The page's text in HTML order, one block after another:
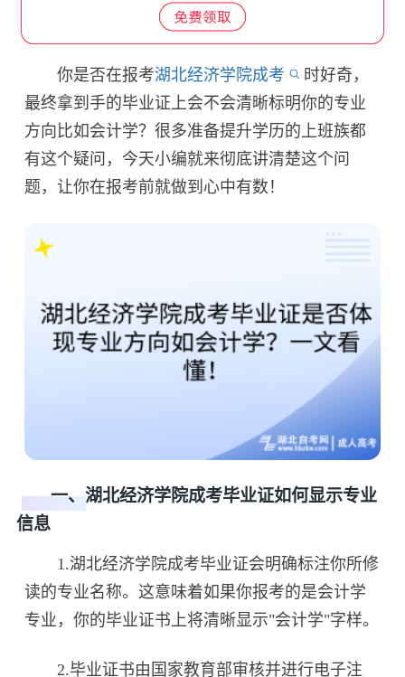
你是否在报考湖北经济学院成考
时好奇，
最终拿到手的毕业证上会不会清晰标明你的专业
方向比如会计学？很多准备提升学历的上班族都
有这个疑问，今天小编就来彻底讲清楚这个问
题，让你在报考前就做到心中有数！
一、湖北经济学院成考毕业证如何显示专业
信息
1.湖北经济学院成考毕业证会明确标注你所修
读的专业名称。这意味着如果你报考的是会计学
专业，你的毕业证书上将清晰显示"会计学"字样。
2.毕业证书由国家教育部审核并进行电子注